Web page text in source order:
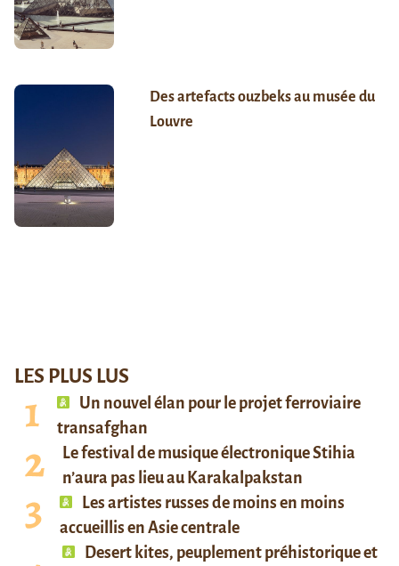
Des artefacts ouzbeks au musée du
Louvre
LES PLUS LUS
Un nouvel élan pour le projet ferroviaire
transafghan
Le festival de musique électronique Stihia
n’aura pas lieu au Karakalpakstan
Les artistes russes de moins en moins
accueillis en Asie centrale
Desert kites, peuplement préhistorique et